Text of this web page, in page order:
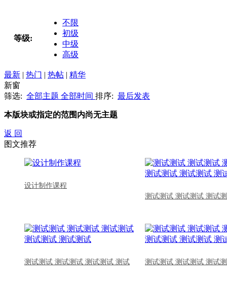
等级:
不限
初级
中级
高级
最新 | 热门 | 热帖 | 精华
新窗
筛选: 全部主题 全部时间 排序: 最后发表
本版块或指定的范围内尚无主题
返 回
图文推荐
设计制作课程
测试测试 测试测试 测试
测试测试 测试测试 测试测试 测试 测试测试 测试测试 测试